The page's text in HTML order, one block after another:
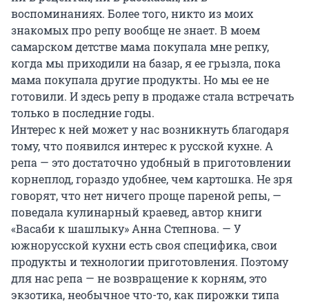
воспоминаниях. Более того, никто из моих
знакомых про репу вообще не знает. В моем
самарском детстве мама покупала мне репку,
когда мы приходили на базар, я ее грызла, пока
мама покупала другие продукты. Но мы ее не
готовили. И здесь репу в продаже стала встречать
только в последние годы.
Интерес к ней может у нас возникнуть благодаря
тому, что появился интерес к русской кухне. А
репа — это достаточно удобный в приготовлении
корнеплод, гораздо удобнее, чем картошка. Не зря
говорят, что нет ничего проще пареной репы, —
поведала кулинарный краевед, автор книги
«Васаби к шашлыку» Анна Степнова. — У
южнорусской кухни есть своя специфика, свои
продукты и технологии приготовления. Поэтому
для нас репа — не возвращение к корням, это
экзотика, необычное что-то, как пирожки типа